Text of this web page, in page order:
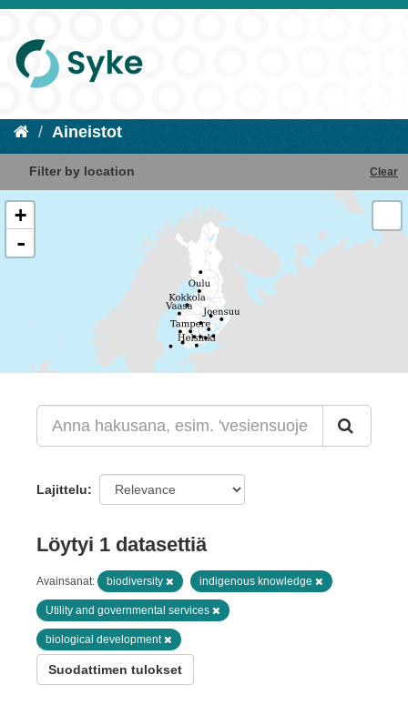
Aineistot
Filter by location Clear
+
-
Lajittelu
Löytyi 1 datasettiä
Avainsanat: biodiversity indigenous knowledge
Utility and governmental services
biological development
Suodattimen tulokset